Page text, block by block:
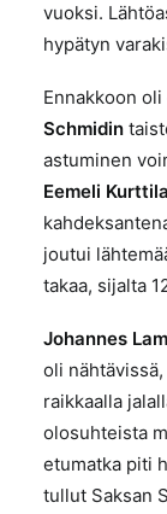
vuoksi.
hypätyn
Ennakkoon
Schmidin
astuminen
Eemeli
joutui
takaa, sijalta
Johannes
oli
raikkaalla
olosuhteista
etumatka piti
tullut Saksan